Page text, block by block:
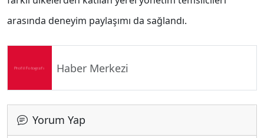
arasında deneyim paylaşımı da sağlandı.
Haber Merkezi
Yorum Yap